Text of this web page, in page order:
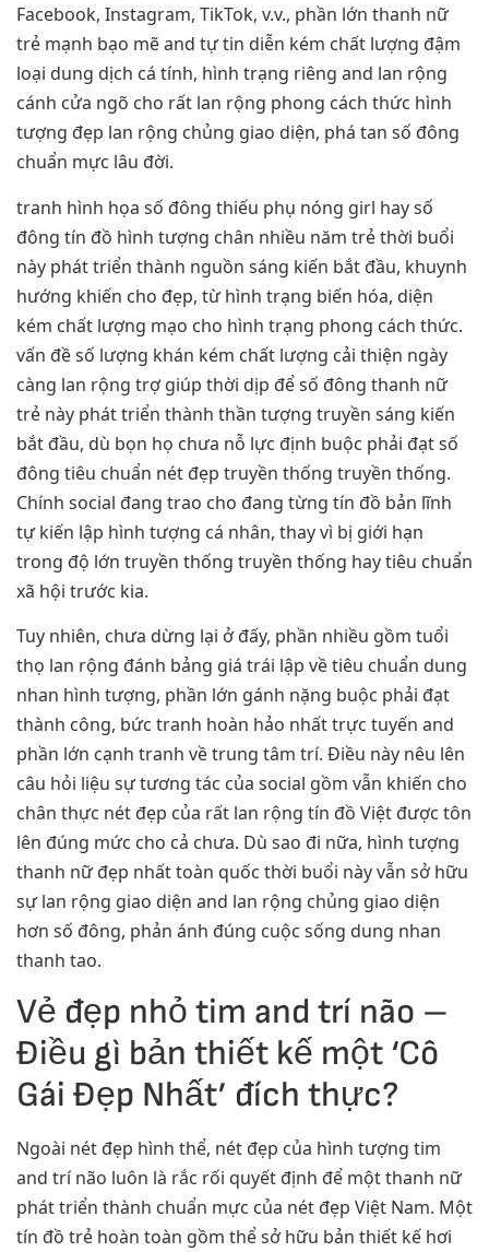
Facebook, Instagram, TikTok, v.v., phần lớn thanh nữ
trẻ mạnh bạo mẽ and tự tin diễn kém chất lượng đậm
loại dung dịch cá tính, hình trạng riêng and lan rộng
cánh cửa ngõ cho rất lan rộng phong cách thức hình
tượng đẹp lan rộng chủng giao diện, phá tan số đông
chuẩn mực lâu đời.
tranh hình họa số đông thiếu phụ nóng girl hay số
đông tín đồ hình tượng chân nhiều năm trẻ thời buổi
này phát triển thành nguồn sáng kiến bắt đầu, khuynh
hướng khiến cho đẹp, từ hình trạng biến hóa, diện
kém chất lượng mạo cho hình trạng phong cách thức.
vấn đề số lượng khán kém chất lượng cải thiện ngày
càng lan rộng trợ giúp thời dịp để số đông thanh nữ
trẻ này phát triển thành thần tượng truyền sáng kiến
bắt đầu, dù bọn họ chưa nỗ lực định buộc phải đạt số
đông tiêu chuẩn nét đẹp truyền thống truyền thống.
Chính social đang trao cho đang từng tín đồ bản lĩnh
tự kiến lập hình tượng cá nhân, thay vì bị giới hạn
trong độ lớn truyền thống truyền thống hay tiêu chuẩn
xã hội trước kia.
Tuy nhiên, chưa dừng lại ở đấy, phần nhiều gồm tuổi
thọ lan rộng đánh bảng giá trái lập về tiêu chuẩn dung
nhan hình tượng, phần lớn gánh nặng buộc phải đạt
thành công, bức tranh hoàn hảo nhất trực tuyến and
phần lớn cạnh tranh về trung tâm trí. Điều này nêu lên
câu hỏi liệu sự tương tác của social gồm vẫn khiến cho
chân thực nét đẹp của rất lan rộng tín đồ Việt được tôn
lên đúng mức cho cả chưa. Dù sao đi nữa, hình tượng
thanh nữ đẹp nhất toàn quốc thời buổi này vẫn sở hữu
sự lan rộng giao diện and lan rộng chủng giao diện
hơn số đông, phản ánh đúng cuộc sống dung nhan
thanh tao.
Vẻ đẹp nhỏ tim and trí não –
Điều gì bản thiết kế một ‘Cô
Gái Đẹp Nhất’ đích thực?
Ngoài nét đẹp hình thể, nét đẹp của hình tượng tim
and trí não luôn là rắc rối quyết định để một thanh nữ
phát triển thành chuẩn mực của nét đẹp Việt Nam. Một
tín đồ trẻ hoàn toàn gồm thể sở hữu bản thiết kế hơi